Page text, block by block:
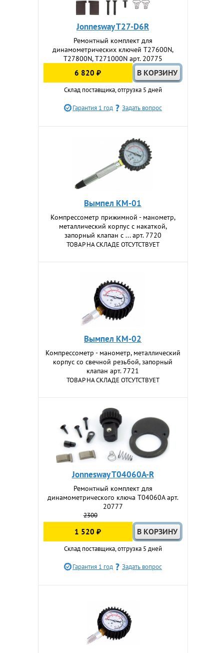
Jonnesway T27-D6R
Ремонтный комплект для
динамометрических ключей T27600N,
T27800N, T271000N арт. 20775
6 820 ₽
Склад поставщика, отгрузка 5 дней
Гарантия 1 год Задать вопрос
Вымпел КМ-01
Компрессометр прижимной - манометр,
металлический корпус с накаткой,
запорный клапан с ... арт. 7720
ТОВАР НА СКЛАДЕ ОТСУТСТВУЕТ
Вымпел КМ-02
Компрессометр - манометр, металлический
корпус со свечной резьбой, запорный
клапан арт. 7721
ТОВАР НА СКЛАДЕ ОТСУТСТВУЕТ
Jonnesway T04060A-R
Ремонтный комплект для
динамометрического ключа T04060А арт.
20777
2300
1 520 ₽
Склад поставщика, отгрузка 5 дней
Гарантия 1 год Задать вопрос